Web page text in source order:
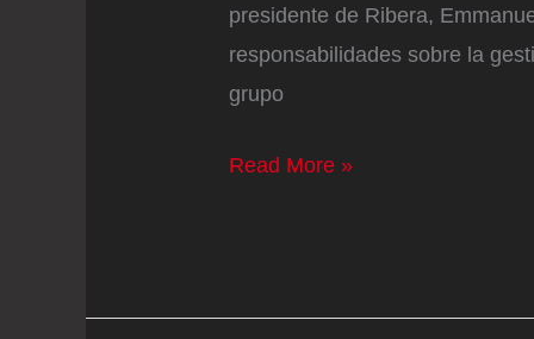
presidente de Ribera,
responsabilidades sobre la
grupo
El
Salud
Read More »